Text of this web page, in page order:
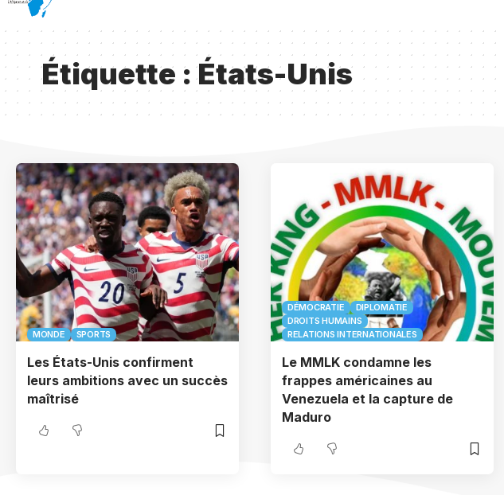
Étiquette :États-Unis
MONDE SPORTS
Les États-Unis confirment
leurs ambitions avec un succès
maîtrisé
DÉMOCRATIE
DIPLOMATIE
DROITS HUMAINS
RELATIONS INTERNATIONALES
Le MMLK condamne les
frappes américaines au
Venezuela et la capture de
Maduro